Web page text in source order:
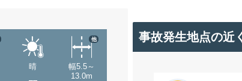
晴
幅5.5～
13.0m
他 事故発生地点の近